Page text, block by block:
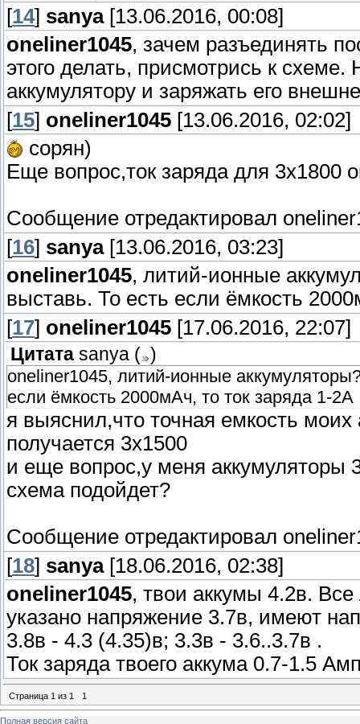
[14] sanya[13.06.2016, 00:08]
oneliner1045, зачем разъединять
этого делать, присмотрись к
аккумулятору и заряжать его
[15] oneliner1045 [13.06.2016, 02:02]
сорян)
Еще вопрос,ток заряда для 3х1800
Сообщение отредактировал
[16] sanya[13.06.2016, 03:23]
oneliner1045, литий-ионные
выставь. То есть если ёмкость
[17] oneliner1045 [17.06.2016, 22:07]
Цитата sanya ( )
oneliner1045, литий-ионные
если ёмкость 2000мАч, то ток заряда 1-2А
я выяснил,что точная емкость моих
получается 3х1500
и еще вопрос,у меня аккумуляторы
схема подойдет?
Сообщение отредактировал
[18] sanya[18.06.2016, 02:38]
oneliner1045, твои аккумы 4.2в.
указано напряжение 3.7в, имеют
3.8в - 4.3 (4.35)в; 3.3в - 3.6..3.7в .
Ток заряда твоего аккума 0.7-1.5
Страница 1 из 1 1
Полная версия сайта